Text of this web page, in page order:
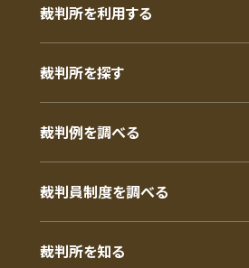
裁判所を利用する
裁判所を探す
裁判例を調べる
裁判員制度を調べる
裁判所を知る